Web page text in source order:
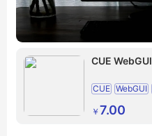
CUE WebGUI
CUE WebGUI
CUEWebGUI
￥ 7.00